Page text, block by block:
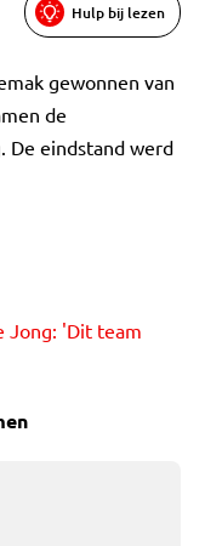
Hulp bij lezen
gewonnen van
de
De eindstand werd
Jong: 'Dit team